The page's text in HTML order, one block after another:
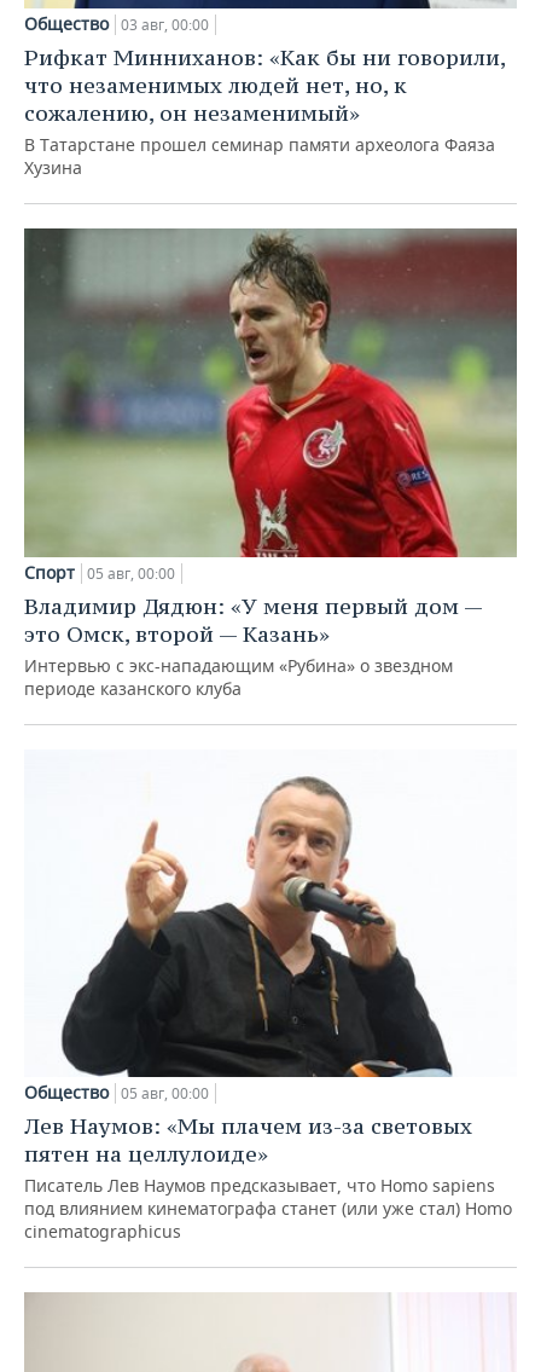
Общество 03 авг, 00:00
Рифкат Минниханов: «Как бы ни говорили,
что незаменимых людей нет, но, к
сожалению, он незаменимый»
В Татарстане прошел семинар памяти археолога Фаяза
Хузина
Спорт 05 авг, 00:00
Владимир Дядюн: «У меня первый дом —
это Омск, второй — Казань»
Интервью с экс-нападающим «Рубина» о звездном
периоде казанского клуба
Общество 05 авг, 00:00
Лев Наумов: «Мы плачем из-за световых
пятен на целлулоиде»
Писатель Лев Наумов предсказывает, что Homo sapiens
под влиянием кинематографа станет (или уже стал) Homo
cinematographicus